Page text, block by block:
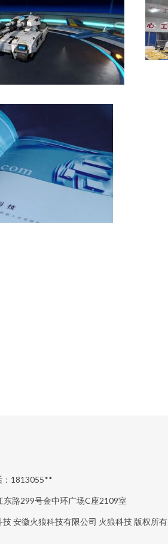
：1813055**
路299号金中环广场C座2109室
技 安徽火狼科技有限公司 火狼科技版权所有